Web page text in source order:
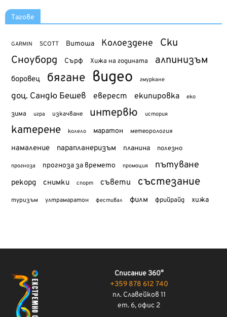
Тагове
GARMIN SCOTT Витоша Колоездене Ски
Сноуборд Сърф Хижа на годината алпинизъм
боровец бягане видео гмуркане
доц. Сандю Бешев еверест екипировка еко
зима игра изкачване интервю история
катерене колело маратон метеорология
намаление парапланеризъм планина полезно
прогноза прогноза за времето промоция пътуване
рекорд снимки спорт съвети състезание
туризъм ултрамаратон фестивал филм фрийрайд хижа
Списание 360°
+359 878 612 740
пл. Славейков 11
ет. 6, офис 2